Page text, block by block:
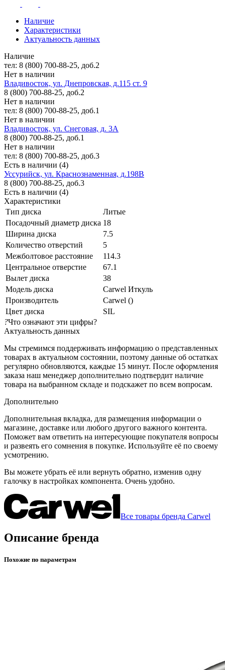
Наличие
Характеристики
Актуальность данных
Наличие
тел: 8 (800) 700-88-25, доб.2
Нет в наличии
Владивосток, ул. Днепровская, д.115 ст. 9
8 (800) 700-88-25, доб.2
Нет в наличии
тел: 8 (800) 700-88-25, доб.1
Нет в наличии
Владивосток, ул. Снеговая, д. 3А
8 (800) 700-88-25, доб.1
Нет в наличии
тел: 8 (800) 700-88-25, доб.3
Есть в наличии (4)
Уссурийск, ул. Краснознаменная, д.198В
8 (800) 700-88-25, доб.3
Есть в наличии (4)
Характеристики
Тип диска
Литые
Посадочный диаметр диска 18
Ширина диска
7.5
Количество отверстий
5
Межболтовое расстояние
114.3
Центральное отверстие
67.1
Вылет диска
38
Модель диска
Carwel Иткуль
Производитель
Carwel ()
Цвет диска
SIL
?Что означают эти цифры?
Актуальность данных
Мы стремимся поддерживать информацию о представленных
товарах в актуальном состоянии, поэтому данные об остатках
регулярно обновляются, каждые 15 минут. После оформления
заказа наш менеджер дополнительно подтвердит наличие
товара на выбранном складе и подскажет по всем вопросам.
Дополнительно
Дополнительная вкладка, для размещения информации о
магазине, доставке или любого другого важного контента.
Поможет вам ответить на интересующие покупателя вопросы
и развеять его сомнения в покупке. Используйте её по своему
усмотрению.
Вы можете убрать её или вернуть обратно, изменив одну
галочку в настройках компонента. Очень удобно.
Все товары бренда Carwel
Описание бренда
Похожие по параметрам